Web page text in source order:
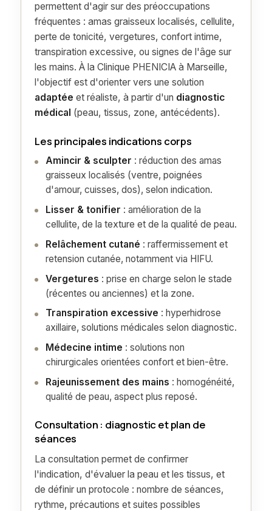
permettent d'agir sur des préoccupations
fréquentes : amas graisseux localisés, cellulite,
perte de tonicité, vergetures, confort intime,
transpiration excessive, ou signes de l'âge sur
les mains. À la Clinique PHENICIA à Marseille,
l'objectif est d'orienter vers une solution
adaptée et réaliste, à partir d'un diagnostic
médical (peau, tissus, zone, antécédents).
Les principales indications corps
Amincir & sculpter : réduction des amas
graisseux localisés (ventre, poignées
d'amour, cuisses, dos), selon indication.
Lisser & tonifier : amélioration de la
cellulite, de la texture et de la qualité de peau.
Relâchement cutané : raffermissement et
retension cutanée, notamment via HIFU.
Vergetures : prise en charge selon le stade
(récentes ou anciennes) et la zone.
Transpiration excessive : hyperhidrose
axillaire, solutions médicales selon diagnostic.
Médecine intime : solutions non
chirurgicales orientées confort et bien-être.
Rajeunissement des mains : homogénéité,
qualité de peau, aspect plus reposé.
Consultation : diagnostic et plan de
séances
La consultation permet de confirmer
l'indication, d'évaluer la peau et les tissus, et
de définir un protocole : nombre de séances,
rythme, précautions et suites possibles